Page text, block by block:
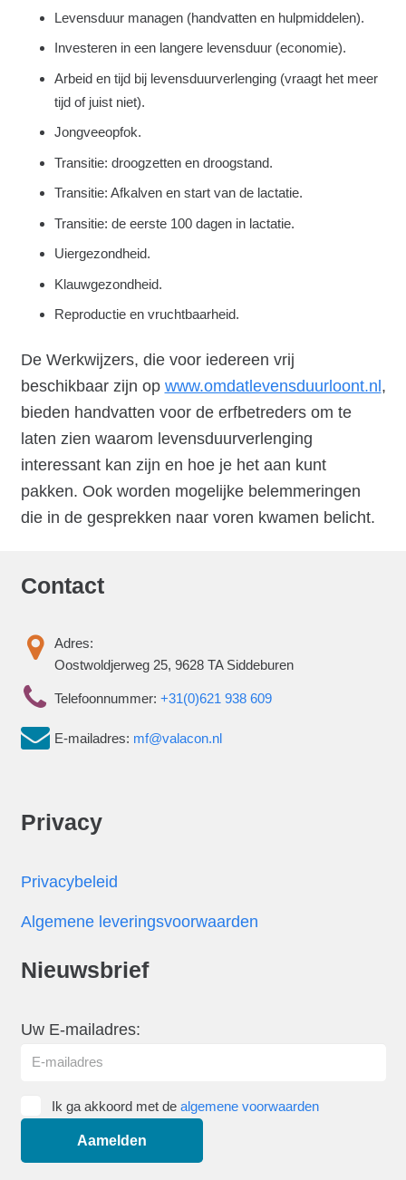
Levensduur managen (handvatten en hulpmiddelen).
Investeren in een langere levensduur (economie).
Arbeid en tijd bij levensduurverlenging (vraagt het meer
tijd of juist niet).
Jongveeopfok.
Transitie: droogzetten en droogstand.
Transitie: Afkalven en start van de lactatie.
Transitie: de eerste 100 dagen in lactatie.
Uiergezondheid.
Klauwgezondheid.
Reproductie en vruchtbaarheid.
De Werkwijzers, die voor iedereen vrij
beschikbaar zijn op www.omdatlevensduurloont.nl,
bieden handvatten voor de erfbetreders om te
laten zien waarom levensduurverlenging
interessant kan zijn en hoe je het aan kunt
pakken. Ook worden mogelijke belemmeringen
die in de gesprekken naar voren kwamen belicht.
Contact
Adres:
Oostwoldjerweg 25, 9628 TA Siddeburen
Telefoonnummer: +31(0)621 938 609
E-mailadres: mf@valacon.nl
Privacy
Privacybeleid
Algemene leveringsvoorwaarden
Nieuwsbrief
Uw E-mailadres:
Ik ga akkoord met de algemene voorwaarden